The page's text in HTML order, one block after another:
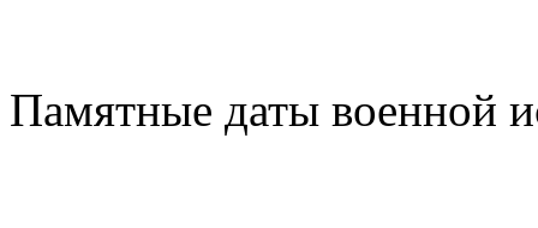
Памятные даты военной